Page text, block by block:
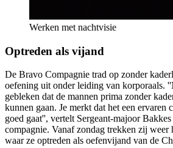
Werken met nachtvisie
Optreden als vijand
De Bravo Compagnie trad op zonder
oefening uit onder leiding van korporaals.
gebleken dat de mannen prima zonder
kunnen gaan. Je merkt dat het een ervaren
goed gaat'', vertelt Sergeant-majoor
compagnie. Vanaf zondag trekken zij weer
waar ze optreden als oefenvijand van de